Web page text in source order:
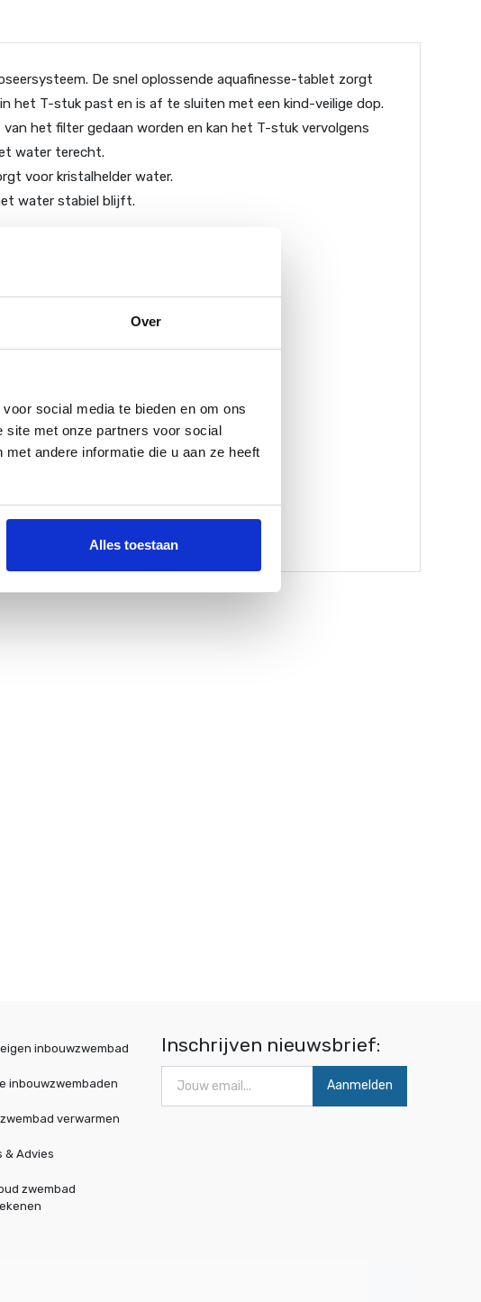
Over
social media te bieden en om ons
site met onze partners voor social
andere informatie die u aan ze heeft
Alles toestaan
De snel oplossende aquafinesse-tablet zorgt
het T-stuk past en is af te sluiten met een kind-veilige dop.
het filter gedaan worden en kan het T-stuk vervolgens
water terecht.
voor kristalhelder water.
water stabiel blijft.
inbouwzwembad
inbouwzwembaden
verwarmen
& Advies
zwembad
Inschrijven nieuwsbrief:
Aanmelden